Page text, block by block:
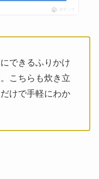
ポチップ
できるふりかけ
こちらも炊き立
けで手軽にわか